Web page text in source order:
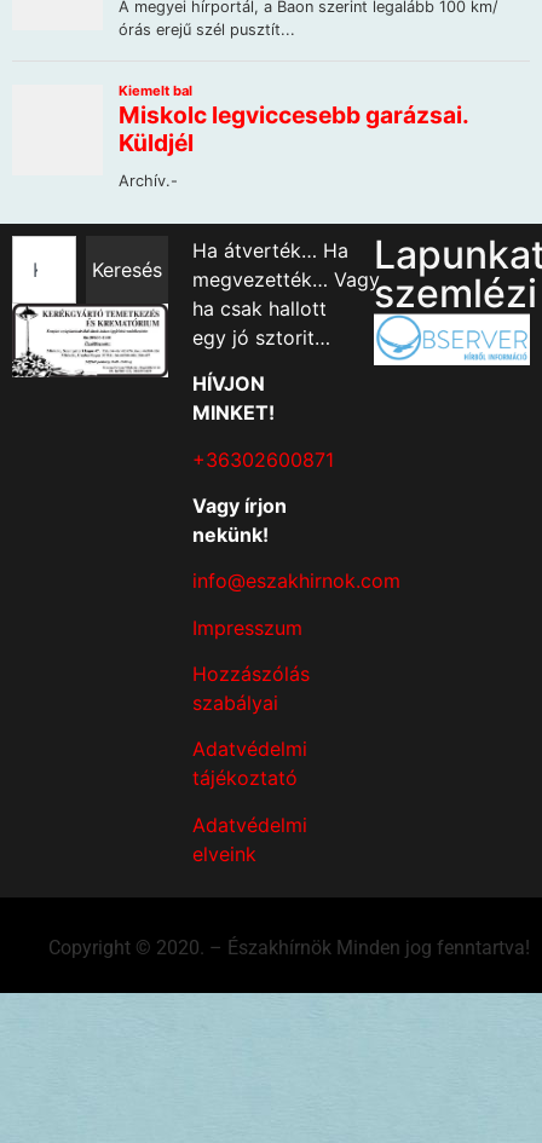
Keresés
Ha átverték… Ha
megvezették… Vagy
ha csak hallott
egy jó sztorit…
HÍVJON
MINKET!
+36302600871
Vagy írjon
nekünk!
info@eszakhirnok.com
Impresszum
Hozzászólás
szabályai
Adatvédelmi
tájékoztató
Adatvédelmi
elveink
szemlézi
Copyright © 2020. – Északhírnök Minden jog fenntartva!